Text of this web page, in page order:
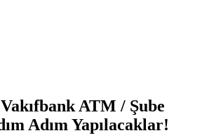
ATM / Şube
Adım Yapılacaklar!